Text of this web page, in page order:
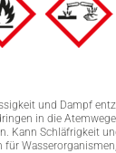
und Dampf
in die
Kann Schläfrigkeit
für